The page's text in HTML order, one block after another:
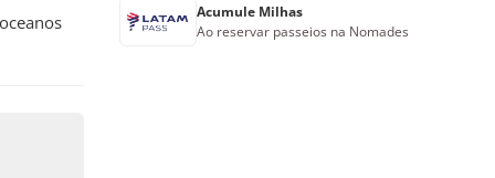
Acumule Milhas
Ao reservar passeios na Nomades